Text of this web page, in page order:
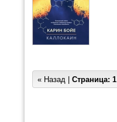
« Назад | Страница: 1